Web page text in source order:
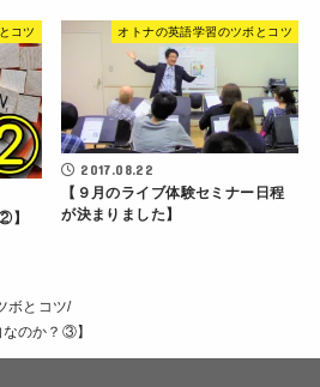
コツ
】
オトナの英語学習のツボとコツ
2017.08.22
【９月のライブ体験セミナー日程
が決まりました】
ボとコツ
なのか？③】